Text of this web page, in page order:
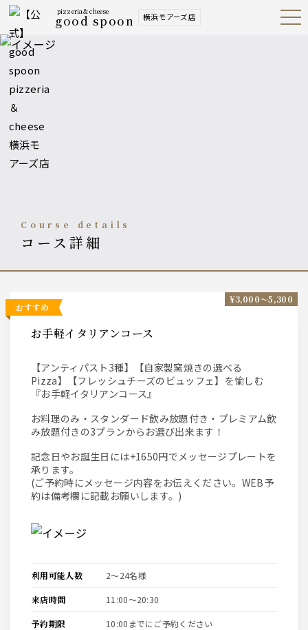
pizzeria＆cheese
good spoon 横浜モアーズ店 Open
Navig
course details
コース詳細
おすすめ
お手軽イタリアンコース
【アンティパスト3種】【自家製窯焼きの選べる
Pizza】【フレッシュチーズのビュッフェ】を愉しむ
『お手軽イタリアンコース』
お料理のみ・スタンダード飲み放題付き・プレミアム飲
み放題付きの3プランからお選び出来ます！
記念日やお誕生日には+1650円でメッセージプレートを
承ります。
(ご予約時にメッセージ内容をお伝えください。WEB予
約は備考欄に記載お願いします。)
¥3,000〜5,300
利用可能人数 2〜24名様
来店時間 11:00〜20:30
予約期限 10:00までにご予約ください